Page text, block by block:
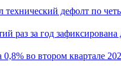
технический дефолт по
раз за год
во втором квартале